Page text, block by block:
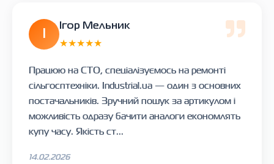
Ігор Мельник
★★★★★
Працюю на СТО, спеціалізуємось на ремонті
сільгосптехніки. Industrial.ua — один з основних
постачальників. Зручний пошук за артикулом і
можливість одразу бачити аналоги економлять
купу часу. Якість ст...
14.02.2026